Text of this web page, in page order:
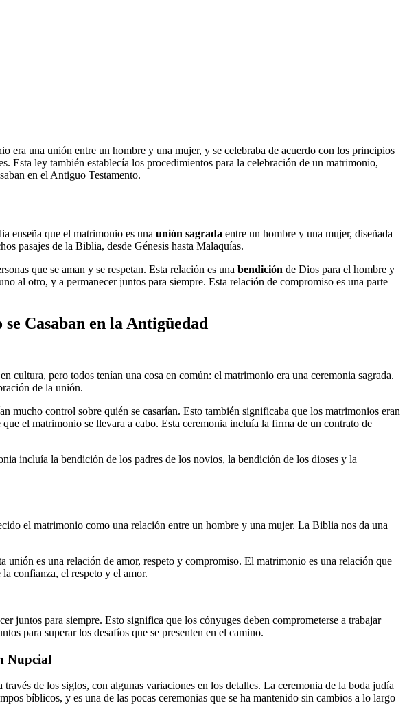
una unión entre un hombre y una mujer, y se celebraba de acuerdo con los principios
Esta ley también establecía los procedimientos para la celebración de un matrimonio,
en el Antiguo Testamento.
enseña que el matrimonio es una unión sagrada entre un hombre y una mujer, diseñada
pasajes de la Biblia, desde Génesis hasta Malaquías.
que se aman y se respetan. Esta relación es una bendición de Dios para el hombre y
al otro, y a permanecer juntos para siempre. Esta relación de compromiso es una parte
Casaban en la Antigüedad
cultura, pero todos tenían una cosa en común: el matrimonio era una ceremonia sagrada.
de la unión.
mucho control sobre quién se casarían. Esto también significaba que los matrimonios eran
el matrimonio se llevara a cabo. Esta ceremonia incluía la firma de un contrato de
incluía la bendición de los padres de los novios, la bendición de los dioses y la
el matrimonio como una relación entre un hombre y una mujer. La Biblia nos da una
es una relación de amor, respeto y compromiso. El matrimonio es una relación que
confianza, el respeto y el amor.
juntos para siempre. Esto significa que los cónyuges deben comprometerse a trabajar
para superar los desafíos que se presenten en el camino.
Nupcial
de los siglos, con algunas variaciones en los detalles. La ceremonia de la boda judía
bíblicos, y es una de las pocas ceremonias que se ha mantenido sin cambios a lo largo